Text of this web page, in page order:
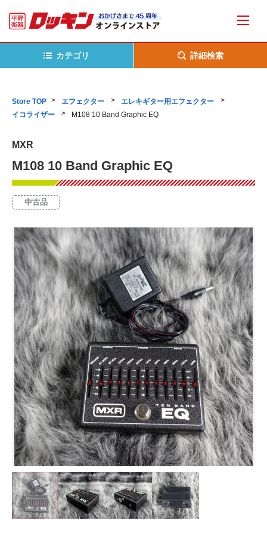
カテゴリ 詳細検索
Store TOP エフェクター
エレキギター用エフェクター
イコライザー
M108 10 Band Graphic EQ
MXR
M108 10 Band Graphic EQ
中古品